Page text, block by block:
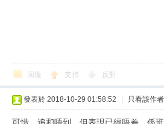
回復 支持 反對
發表於 2018-10-29 01:58:52 只看該作者